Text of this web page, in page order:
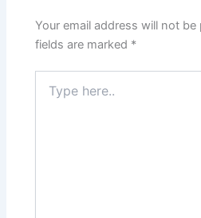
Your email address will not be
fields are marked *
here..